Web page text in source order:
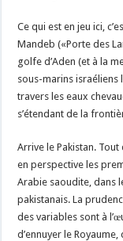
Ce qui est en jeu ici,
Mandeb («Porte des
golfe d’Aden (et à la
sous-marins israéliens
travers les eaux
s’étendant de la
Arrive le Pakistan.
en perspective les
Arabie saoudite, dans
pakistanais. La
des variables sont à
d’ennuyer le